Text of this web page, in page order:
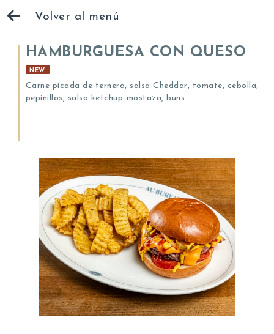
Volver al menú
HAMBURGUESA CON QUESO
NEW
Carne picada de ternera, salsa Cheddar, tomate, cebolla,
pepinillos, salsa ketchup-mostaza, buns